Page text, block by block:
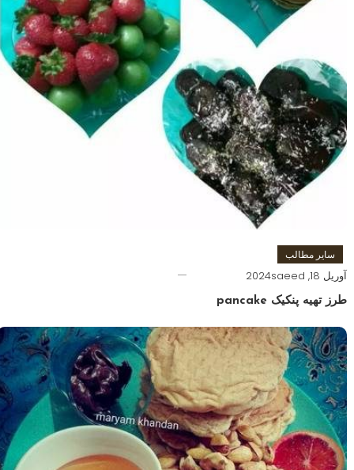
سایر مطالب
آوریل 18, 2024 saeed
طرز تهیه پنکیک pancake